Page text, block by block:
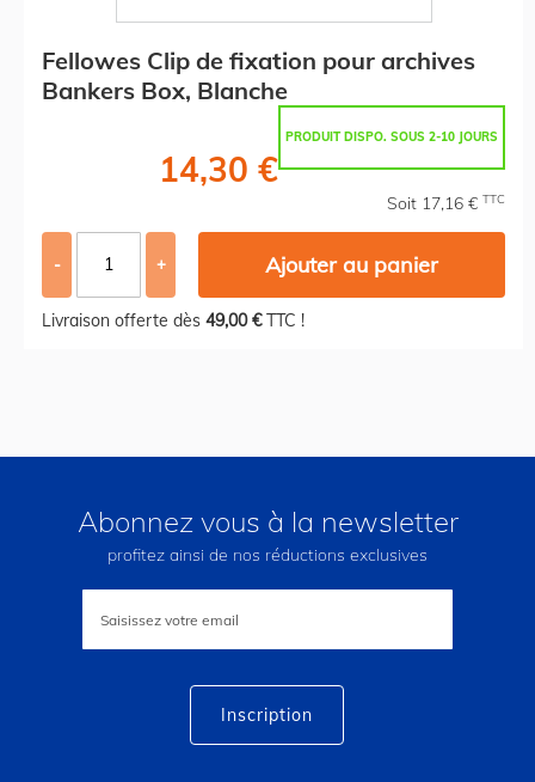
Fellowes Clip de fixation pour archives
Bankers Box, Blanche
PRODUIT DISPO. SOUS 2-10 JOURS
14,30 €
Soit 17,16 € TTC
- + Ajouter au panier
Livraison offerte dès 49,00 €TTC !
Abonnez vous à la newsletter
profitez ainsi de nos réductions exclusives
lettre
Inscription